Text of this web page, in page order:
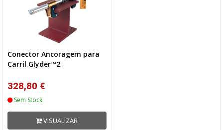
Conector Ancoragem para
Carril Glyder™2
328,80 €
Sem Stock
VISUALIZAR